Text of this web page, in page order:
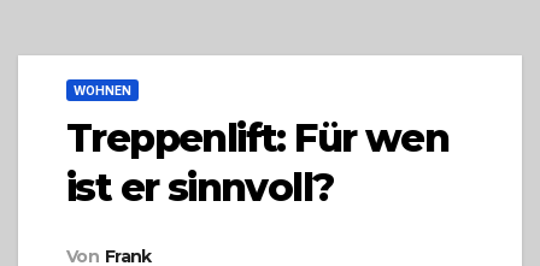
WOHNEN
Treppenlift: Für wen
ist er sinnvoll?
Von Frank